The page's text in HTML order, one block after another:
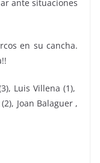
ante situaciones
en su cancha.
Luis Villena (1),
Joan Balaguer ,